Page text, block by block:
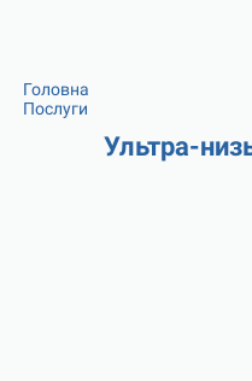
Головна
Послуги
Ультра-